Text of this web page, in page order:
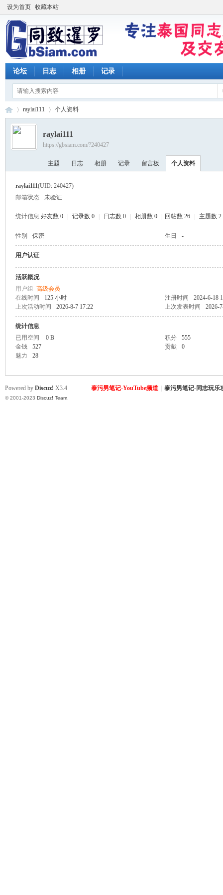
设为首页 收藏本站
论坛 日志 相册 记录
›
raylai111 个人资料
raylai111
https://gbsiam.com/?240427
主题 日志 相册 记录 留言板 个人资料
raylai111(UID: 240427)
邮箱状态
未验证
统计信息 好友数 0 记录数 0 日志数 0 相册数 0 回帖数 26 主题数 2
性别 保密 生日 -
用户认证
活跃概况
用户组 高级会员
在线时间
125 小时 注册时间
2024-6-18
上次活动时间
2026-8-7 17:22 上次发表时间 2026-
统计信息
已用空间
0 B 积分
555
金钱
527 贡献
0
魅力
28
泰污男笔记-YouTube频道 泰污男笔记-同志玩乐
Powered by Discuz! X3.4
© 2001-2023 Discuz! Team.